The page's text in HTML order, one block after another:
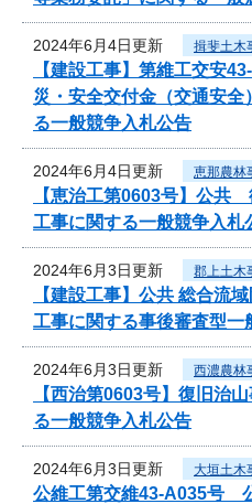
2024年6月4日更新 揖斐土木
【建設工事】第維工交
災・安全交付金（交通安
る一般競争入札公告
2024年6月4日更新 恵那農林
【恵治工第0603号】公
工事に関する一般競争入札
2024年6月3日更新 郡上土木
【建設工事】公共 総合流
工事に関する事後審査型一
2024年6月3日更新 西濃農林
【西治第0603号】復旧治
る一般競争入札公告
2024年6月3日更新 大垣土木
公維工第交維43-A035号